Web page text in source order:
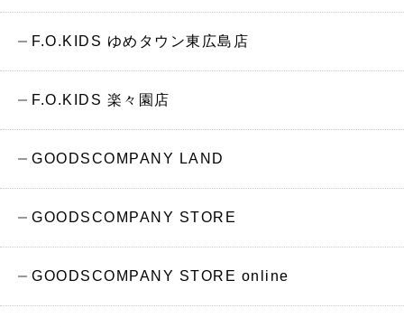
F.O.KIDS ゆめタウン東広島店
F.O.KIDS 楽々園店
GOODSCOMPANY LAND
GOODSCOMPANY STORE
GOODSCOMPANY STORE online